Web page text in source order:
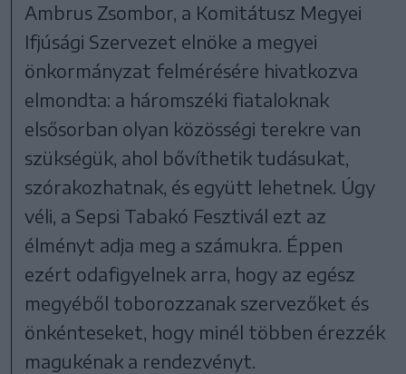
Ambrus Zsombor, a Komitátusz Megyei
Ifjúsági Szervezet elnöke a megyei
önkormányzat felmérésére hivatkozva
elmondta: a háromszéki fiataloknak
elsősorban olyan közösségi terekre van
szükségük, ahol bővíthetik tudásukat,
szórakozhatnak, és együtt lehetnek. Úgy
véli, a Sepsi Tabakó Fesztivál ezt az
élményt adja meg a számukra. Éppen
ezért odafigyelnek arra, hogy az egész
megyéből toborozzanak szervezőket és
önkénteseket, hogy minél többen érezzék
magukénak a rendezvényt.